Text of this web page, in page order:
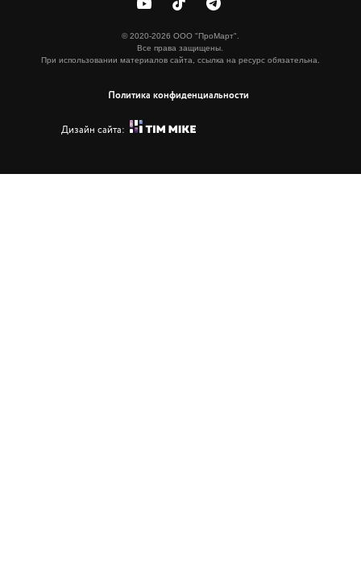
© 2020-2026 ООО "ПроМарт".
Все права защищены.
При использовании материалов сайта, ссылка на ресурс обязательна.
Политика конфиденциальности
Дизайн сайта: